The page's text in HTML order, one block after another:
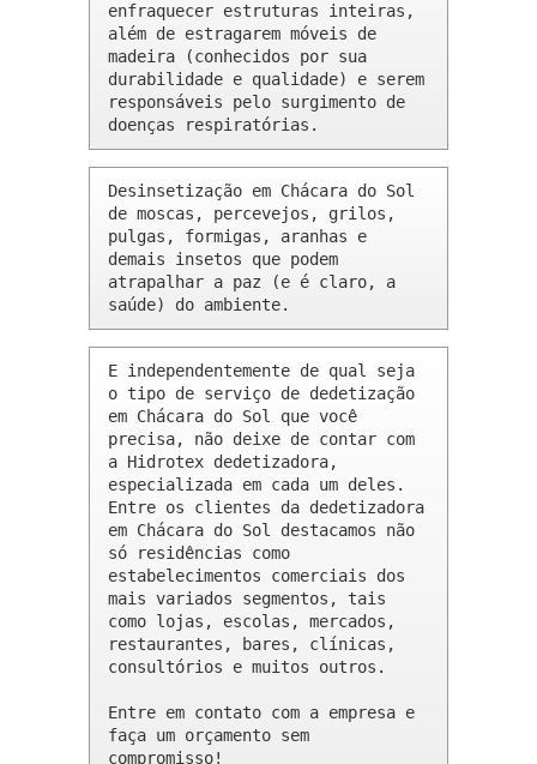
enfraquecer estruturas inteiras,
além de estragarem móveis de
madeira (conhecidos por sua
durabilidade e qualidade) e serem
responsáveis pelo surgimento de
doenças respiratórias.
Desinsetização em Chácara do Sol
de moscas, percevejos, grilos,
pulgas, formigas, aranhas e
demais insetos que podem
atrapalhar a paz (e é claro, a
saúde) do ambiente.
E independentemente de qual seja
o tipo de serviço de dedetização
em Chácara do Sol que você
precisa, não deixe de contar com
a Hidrotex dedetizadora,
especializada em cada um deles.
Entre os clientes da dedetizadora
em Chácara do Sol destacamos não
só residências como
estabelecimentos comerciais dos
mais variados segmentos, tais
como lojas, escolas, mercados,
restaurantes, bares, clínicas,
consultórios e muitos outros.
Entre em contato com a empresa e
faça um orçamento sem
compromisso!